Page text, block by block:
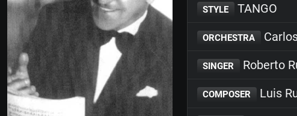
STYLE TANGO
ORCHESTRA
SINGER Roberto
COMPOSER Luis